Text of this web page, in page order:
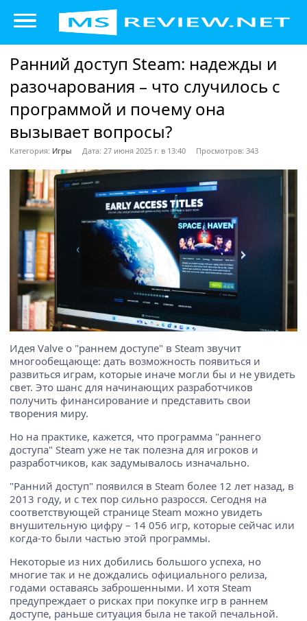
Ранний доступ Steam: надежды и
разочарования – что случилось с
программой и почему она
вызывает вопросы?
Категория: Игры Дата: 27 июня 2025 г. в 13:40 Просмотров: 343
Идея Valve о "раннем доступе" в Steam звучит
многообещающе: дать возможность появиться и
развиться играм, которые иначе могли бы и не увидеть
свет. Это шанс для начинающих разработчиков
получить финансирование и представить свои
творения миру.
Но на практике, кажется, что программа "раннего
доступа" Steam уже не так полезна для игроков и
разработчиков, как задумывалось изначально.
"Ранний доступ" появился в Steam более 12 лет назад, в
2013 году, и с тех пор сильно разросся. Сегодня на
соответствующей странице Steam можно увидеть
внушительную цифру – 14 056 игр, которые сейчас или
когда-то были частью этой программы.
Некоторые из них добились большого успеха, но
многие так и не дождались официального релиза,
годами оставаясь заброшенными. И хотя Steam
предупреждает о рисках при покупке игр в раннем
доступе, раньше ситуация была не такой печальной.